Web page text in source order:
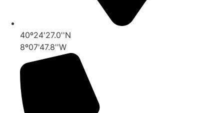
40º24'27.0''N
8º07'47.8''W